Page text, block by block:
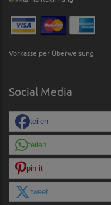
Vorkasse per Überweisung
Social Media
teilen
teilen
pin it
tweet